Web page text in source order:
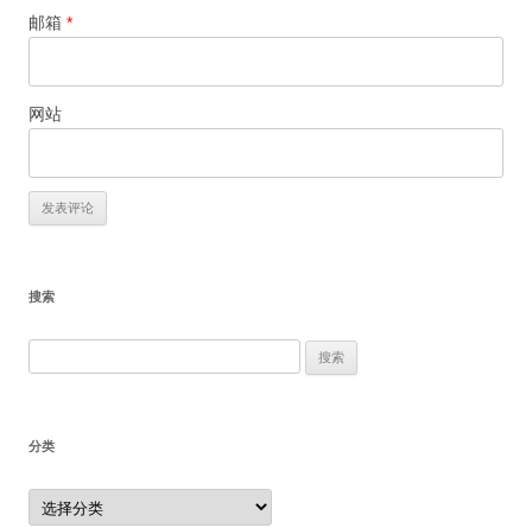
邮箱 *
网站
搜索
分类
分
类